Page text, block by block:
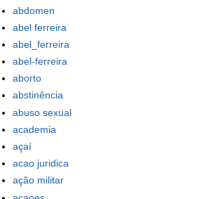
abdomen
abel ferreira
abel_ferreira
abel-ferreira
aborto
abstinência
abuso sexual
academia
açaí
acao juridica
ação militar